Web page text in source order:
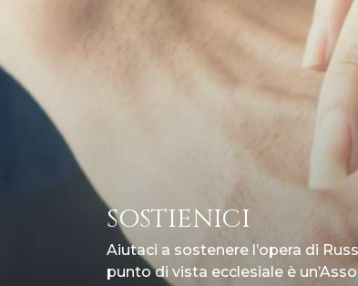
SOSTIENICI
Aiutaci a sostenere l’opera di
punto di vista ecclesiale è